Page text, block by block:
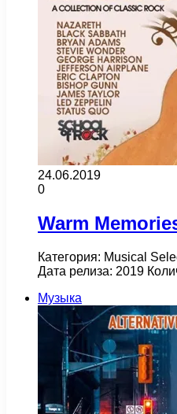
24.06.2019
0
Warm
Категория: Musical
Дата релиза: 2019
Музыка